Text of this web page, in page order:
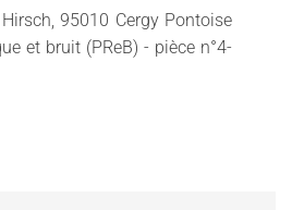
95010 Cergy Pontoise
et bruit (PReB) - pièce n°4-